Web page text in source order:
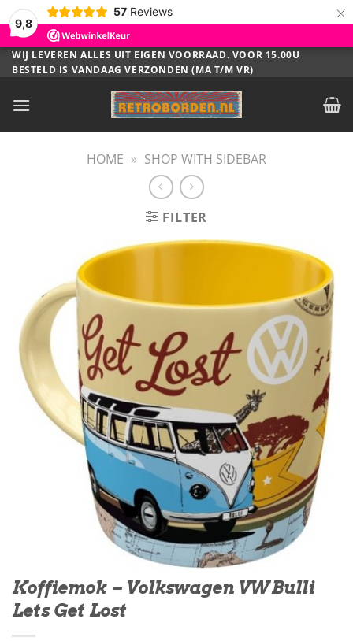
9,8
57 Reviews ×
Ga
naar
WIJ LEVEREN ALLES UIT EIGEN VOORRAAD. VOOR 15.00U
BESTELD IS VANDAAG VERZONDEN (MA T/M VR)
HOME » SHOP WITH SIDEBAR
FILTER
Koffiemok – Volkswagen VW Bulli
Lets Get Lost